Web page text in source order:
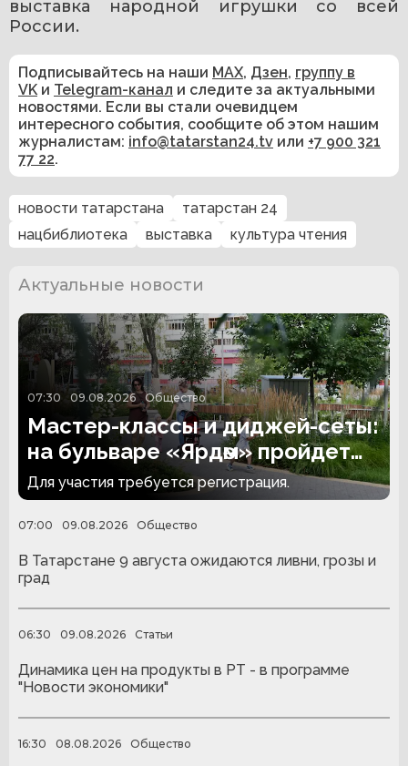
выставка народной игрушки со всей
России.
Подписывайтесь на наши MAX, Дзен, группу в
VK и Telegram-канал и следите за актуальными
новостями. Если вы стали очевидцем
интересного события, сообщите об этом нашим
журналистам: info@tatarstan24.tv или +7 900 321
77 22.
новости татарстана
татарстан 24
нацбиблиотека
выставка культура чтения
Актуальные новости
07:30 09.08.2026 Общество
Мастер-классы и диджей-сеты:
на бульваре «Ярдәм» пройдет
инклюзивная дискотека
Для участия требуется регистрация.
07:00 09.08.2026 Общество
В Татарстане 9 августа ожидаются ливни, грозы и
град
06:30 09.08.2026 Статьи
Динамика цен на продукты в РТ - в программе
"Новости экономики"
16:30 08.08.2026 Общество